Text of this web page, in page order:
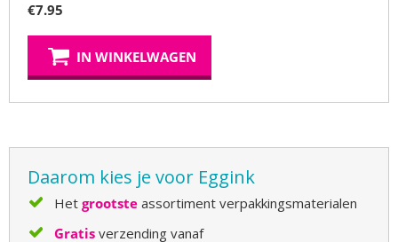
€7.95
IN WINKELWAGEN
Daarom kies je voor Eggink
Het grootste assortiment verpakkingsmaterialen
Gratis verzending vanaf